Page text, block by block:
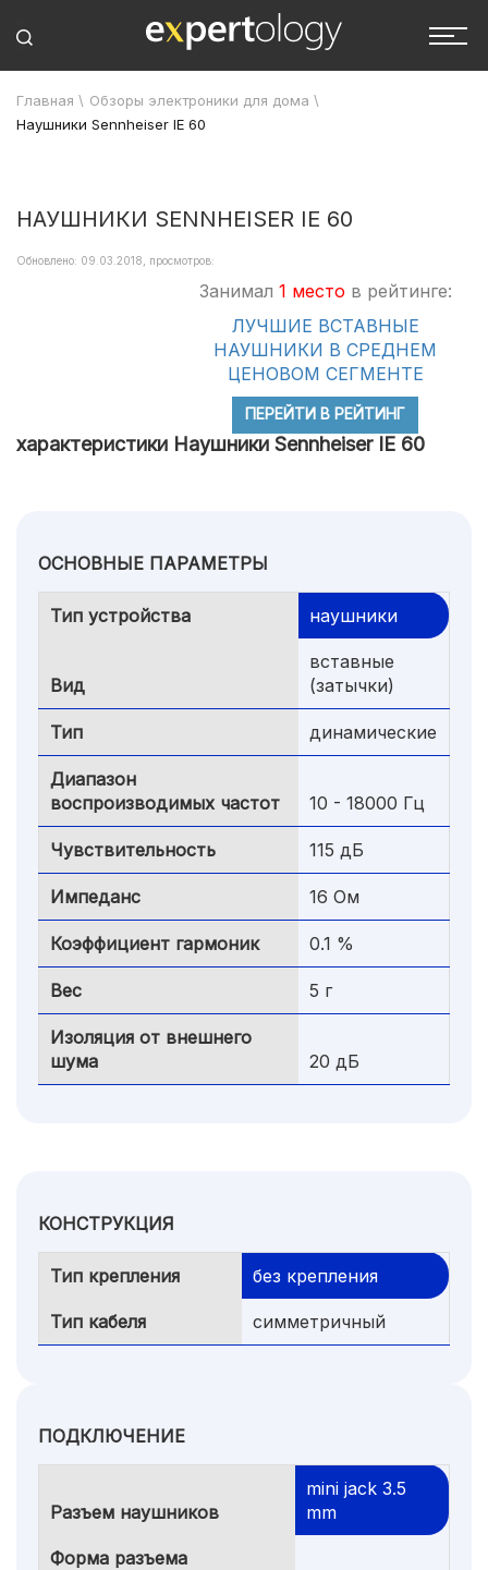
Главная \ Обзоры электроники для дома \
Наушники Sennheiser IE 60
НАУШНИКИ SENNHEISER IE 60
Обновлено: 09.03.2018, просмотров:
Занимал 1 место в рейтинге:
ЛУЧШИЕ ВСТАВНЫЕ
НАУШНИКИ В СРЕДНЕМ
ЦЕНОВОМ СЕГМЕНТЕ
ПЕРЕЙТИ В РЕЙТИНГ
характеристики Наушники Sennheiser IE 60
ОСНОВНЫЕ ПАРАМЕТРЫ
Тип устройства наушники
Вид
вставные
(затычки)
Тип динамические
Диапазон
воспроизводимых частот
10 - 18000 Гц
Чувствительность 115 дБ
Импеданс 16 Ом
Коэффициент гармоник 0.1 %
Вес 5 г
Изоляция от внешнего
шума
20 дБ
КОНСТРУКЦИЯ
Тип крепления без крепления
Тип кабеля симметричный
ПОДКЛЮЧЕНИЕ
Разъем наушников
mini jack 3.5
mm
Форма разъема